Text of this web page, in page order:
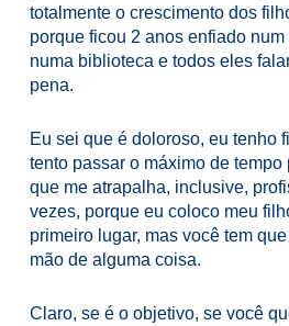
totalmente o crescimento dos
porque ficou 2 anos enfiado
numa biblioteca e todos eles
pena.
Eu sei que é doloroso, eu tenho
tento passar o máximo de
que me atrapalha, inclusive,
vezes, porque eu coloco meu
primeiro lugar, mas você tem
mão de alguma coisa.
Claro, se é o objetivo, se você